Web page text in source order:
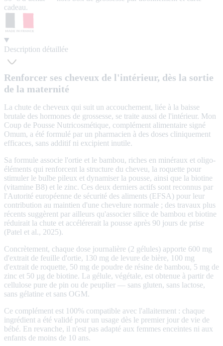
cadeau.
Description détaillée
Renforcer ses cheveux de l'intérieur, dès la sortie
de la maternité
La chute de cheveux qui suit un accouchement, liée à la baisse
brutale des hormones de grossesse, se traite aussi de l'intérieur. Mon
Coup de Pousse Nutricosmétique, complément alimentaire signé
Omum, a été formulé par un pharmacien à des doses cliniquement
efficaces, sans additif ni excipient inutile.
Sa formule associe l'ortie et le bambou, riches en minéraux et oligo-
éléments qui renforcent la structure du cheveu, la roquette pour
stimuler le bulbe pileux et dynamiser la pousse, ainsi que la biotine
(vitamine B8) et le zinc. Ces deux derniers actifs sont reconnus par
l'Autorité européenne de sécurité des aliments (EFSA) pour leur
contribution au maintien d'une chevelure normale ; des travaux plus
récents suggèrent par ailleurs qu'associer silice de bambou et biotine
réduirait la chute et accélérerait la pousse après 90 jours de prise
(Patel et al., 2025).
Concrètement, chaque dose journalière (2 gélules) apporte 600 mg
d'extrait de feuille d'ortie, 130 mg de levure de bière, 100 mg
d'extrait de roquette, 50 mg de poudre de résine de bambou, 5 mg de
zinc et 50 µg de biotine. La gélule, végétale, est obtenue à partir de
cellulose pure de pin ou de peuplier — sans gluten, sans lactose,
sans gélatine et sans OGM.
Ce complément est 100% compatible avec l'allaitement : chaque
ingrédient a été validé pour un usage dès le premier jour de vie de
bébé. En revanche, il n'est pas adapté aux femmes enceintes ni aux
enfants de moins de 10 ans.